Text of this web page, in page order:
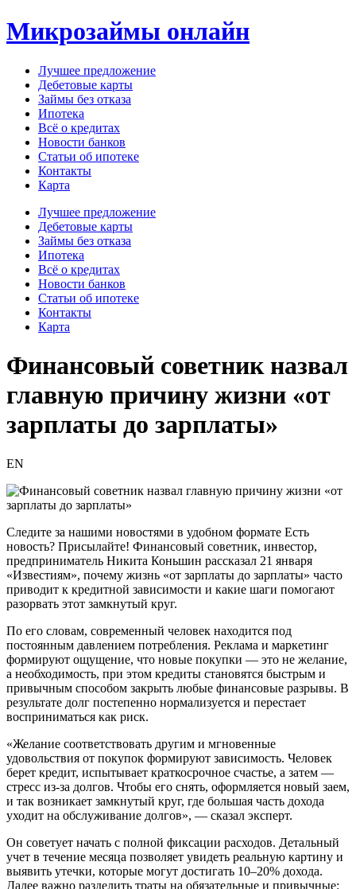
Перейти
к
Микрозаймы онлайн
Лучшее предложение
Дебетовые карты
Займы без отказа
Ипотека
Всё о кредитах
Новости банков
Статьи об ипотеке
Контакты
Карта
Меню Лучшее предложение
Дебетовые карты
Займы без отказа
Ипотека
Всё о кредитах
Новости банков
Статьи об ипотеке
Контакты
Карта
Финансовый советник назвал
главную причину жизни «от
зарплаты до зарплаты»
EN
Следите за нашими новостями в удобном формате Есть
новость? Присылайте! Финансовый советник, инвестор,
предприниматель Никита Коньшин рассказал 21 января
«Известиям», почему жизнь «от зарплаты до зарплаты» часто
приводит к кредитной зависимости и какие шаги помогают
разорвать этот замкнутый круг.
По его словам, современный человек находится под
постоянным давлением потребления. Реклама и маркетинг
формируют ощущение, что новые покупки — это не желание,
а необходимость, при этом кредиты становятся быстрым и
привычным способом закрыть любые финансовые разрывы. В
результате долг постепенно нормализуется и перестает
восприниматься как риск.
«Желание соответствовать другим и мгновенные
удовольствия от покупок формируют зависимость. Человек
берет кредит, испытывает краткосрочное счастье, а затем —
стресс из-за долгов. Чтобы его снять, оформляется новый заем,
и так возникает замкнутый круг, где большая часть дохода
уходит на обслуживание долгов», — сказал эксперт.
Он советует начать с полной фиксации расходов. Детальный
учет в течение месяца позволяет увидеть реальную картину и
выявить утечки, которые могут достигать 10–20% дохода.
Далее важно разделить траты на обязательные и привычные: